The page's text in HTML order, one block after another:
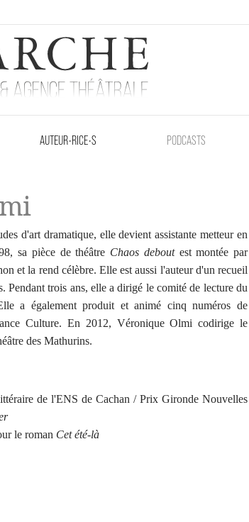
AUTEUR•RICE•S PODCASTS
d'art dramatique, elle devient assistante metteur en
sa pièce de théâtre Chaos deboutest montée par
et la rend célèbre. Elle est aussi l'auteur d'un recueil
Pendant trois ans, elle a dirigé le comité de lecture du
a également produit et animé cinq numéros de
Culture. En 2012, Véronique Olmi codirige le
des Mathurins.
de l'ENS de Cachan / Prix Gironde Nouvelles
le roman Cet été-là